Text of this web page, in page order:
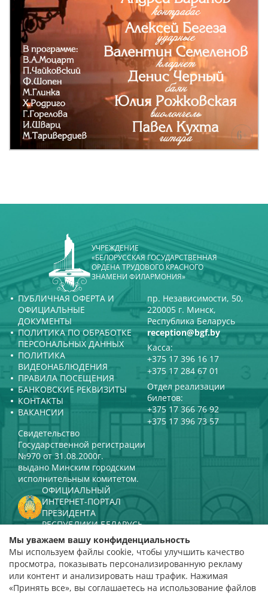
УЧРЕЖДЕНИЕ
«БЕЛОРУССКАЯ ГОСУДАРСТВЕННАЯ
ОРДЕНА ТРУДОВОГО КРАСНОГО
ЗНАМЕНИ ФИЛАРМОНИЯ»
ПУБЛИЧНАЯ ОФЕРТА И
ОФИЦИАЛЬНЫЕ
ДОКУМЕНТЫ
ПОЛИТИКА ПО ОБРАБОТКЕ
ПЕРСОНАЛЬНЫХ ДАННЫХ
ПОЛИТИКА
ВИДЕОНАБЛЮДЕНИЯ
ПРАВИЛА ПОСЕЩЕНИЯ
БАНКОВСКИЕ РЕКВИЗИТЫ
КОНТАКТЫ
ВАКАНСИИ
пр. Независимости, 50,
220005 г. Минск,
Республика Беларусь
reception@bgf.by
Касса:
+375 17 396 16 17
+375 17 284 67 01
Отдел реализации
билетов:
+375 17 366 76 92
+375 17 396 73 57
Свидетельство
Государственной регистрации
№970 от 31.08.2000г.
выдано Минским городским
исполнительным комитетом.
ОФИЦИАЛЬНЫЙ
ИНТЕРНЕТ-ПОРТАЛ
ПРЕЗИДЕНТА
РЕСПУБЛИКИ БЕЛАРУСЬ
МИНИСТЕРСТВО КУЛЬТУРЫ
РЕСПУБЛИКИ БЕЛАРУСЬ
ПОРТАЛ
РЕЙТИНГОВОЙ ОЦЕНКИ
Мы уважаем вашу конфиденциальность
Мы используем файлы cookie, чтобы улучшить качество
просмотра, показывать персонализированную рекламу
или контент и анализировать наш трафик. Нажимая
«Принять все», вы соглашаетесь на использование файлов